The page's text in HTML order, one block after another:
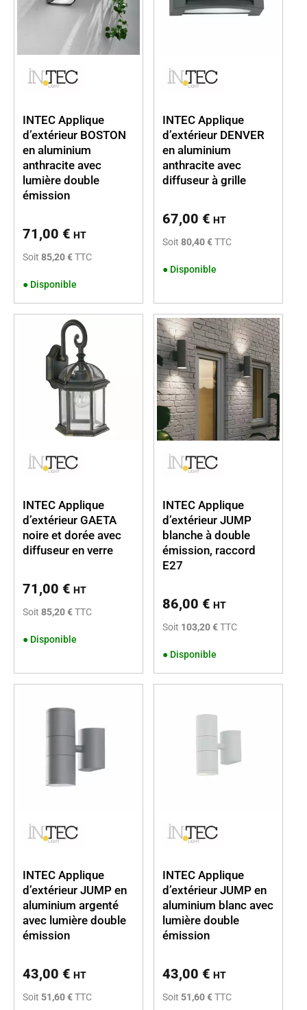
INTEC Applique
d’extérieur BOSTON
en aluminium
anthracite avec
lumière double
émission
71,00 € HT
Soit 85,20 €TTC
● Disponible
INTEC Applique
d’extérieur DENVER
en aluminium
anthracite avec
diffuseur à grille
67,00 € HT
Soit 80,40 €TTC
● Disponible
INTEC Applique
d’extérieur GAETA
noire et dorée avec
diffuseur en verre
71,00 € HT
Soit 85,20 €TTC
● Disponible
INTEC Applique
d’extérieur JUMP
blanche à double
émission, raccord
E27
86,00 € HT
Soit 103,20 €TTC
● Disponible
INTEC Applique
d’extérieur JUMP en
aluminium argenté
avec lumière double
émission
43,00 € HT
Soit 51,60 €TTC
INTEC Applique
d’extérieur JUMP en
aluminium blanc avec
lumière double
émission
43,00 € HT
Soit 51,60 €TTC